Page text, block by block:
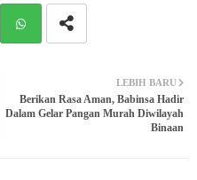
atsa
LEBIH BARU
Berikan Rasa Aman, Babinsa Hadir
Dalam Gelar Pangan Murah Diwilayah
Binaan